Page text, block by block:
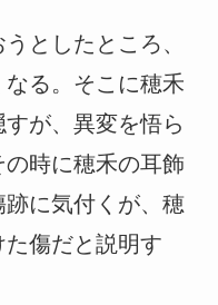
としたところ、
る。そこに穂禾
が、異変を悟ら
時に穂禾の耳飾
跡に気付くが、穂
傷だと説明す